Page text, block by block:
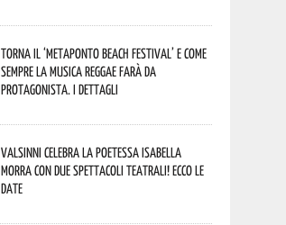
Torna il ‘Metaponto beach festival’ e come
sempre la musica reggae farà da
protagonista. I dettagli
Valsinni celebra la poetessa Isabella
Morra con due spettacoli teatrali! Ecco le
date